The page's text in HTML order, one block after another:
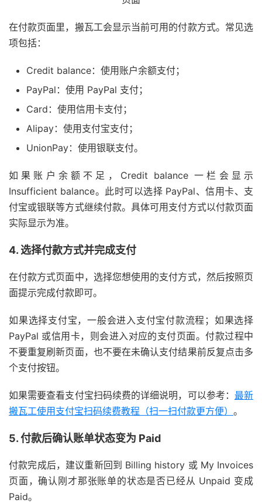
在付款页面里，搬瓦工会显示当前可用的付款方式。常见选
项包括：
Credit balance：使用账户余额支付；
PayPal：使用 PayPal 支付；
Card：使用信用卡支付；
Alipay：使用支付宝支付；
UnionPay：使用银联支付。
如果账户余额不足，Credit balance 一栏会显示
Insufficient balance。此时可以选择 PayPal、信用卡、支
付宝或银联等方式继续付款。具体可用支付方式以付款页面
实际显示为准。
4. 选择付款方式并完成支付
在付款方式页面中，选择您想使用的支付方式，然后按照页
面提示完成付款即可。
如果选择支付宝，一般会进入支付宝付款流程；如果选择
PayPal 或信用卡，则会进入对应的支付页面。付款过程中
不要重复刷新页面，也不要在未确认支付结果前反复点击多
个支付按钮。
如果需要查看支付宝扫码续费的详细说明，可以参考： 最新
搬瓦工使用支付宝扫码续费教程（扫一扫付款更方便） 。
5. 付款后确认账单状态变为 Paid
付款完成后，建议重新回到 Billing history 或 My Invoices
页面，确认刚才那张账单的状态是否已经从 Unpaid 变成
Paid。